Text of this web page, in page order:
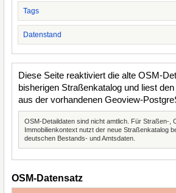
Tags
Datenstand
Diese Seite reaktiviert die alte OSM-
bisherigen Straßenkatalog und liest
aus der vorhandenen Geoview-
OSM-Detaildaten sind nicht amtlich. Für Straßen-,
Immobilienkontext nutzt der neue Straßenkatalog
deutschen Bestands- und Amtsdaten.
OSM-Datensatz